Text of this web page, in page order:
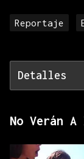
Reportaje
Detalles
No Verán A